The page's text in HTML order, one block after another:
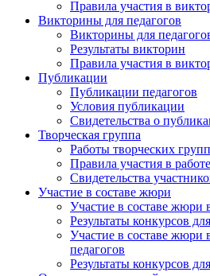
Правила участия в
Викторины для педагогов
Викторины для
Результаты викторин
Правила участия в
Публикации
Публикации педагогов
Условия публикации
Свидетельства о
Творческая группа
Работы творческих групп
Правила участия в
Свидетельства
Участие в составе жюри
Участие в составе жюри
Результаты конкурсов
Участие в составе жюри
педагогов
Результаты конкурсов